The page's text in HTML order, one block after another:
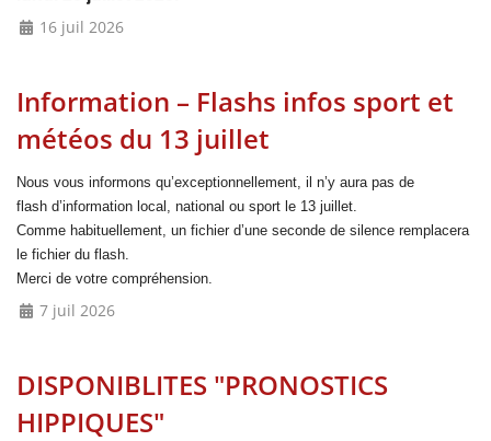
16 juil 2026
Information – Flashs infos sport et
météos du 13 juillet
Nous vous informons qu’exceptionnellement, il n’y aura pas de
flash d’information local, national ou sport le 13 juillet.
Comme habituellement, un fichier d’une seconde de silence remplacera
le fichier du flash.
Merci de votre compréhension.
7 juil 2026
DISPONIBLITES "PRONOSTICS
HIPPIQUES"